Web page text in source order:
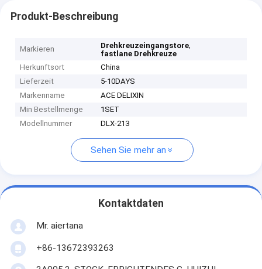
Produkt-Beschreibung
Markieren Drehkreuzeingangstore,
fastlane Drehkreuze
Herkunftsort
China
Lieferzeit
5-10DAYS
Markenname
ACE DELIXIN
Min Bestellmenge
1SET
Modellnummer
DLX-213
Sehen Sie mehr an
Kontaktdaten
Mr. aiertana
+86-13672393263